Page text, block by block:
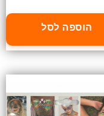
הוספה לסל